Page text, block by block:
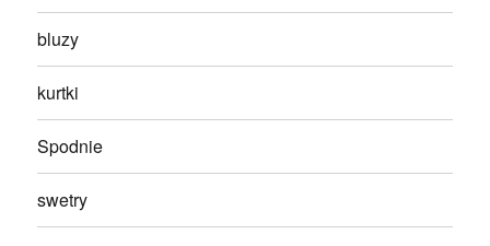
bluzy
kurtki
Spodnie
swetry